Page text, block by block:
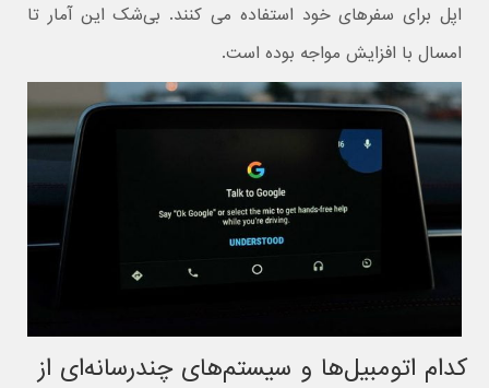
اپل برای سفرهای خود استفاده می کنند. بی‌شک این آمار تا
امسال با افزایش مواجه بوده است.
کدام اتومبیل‌ها و سیستم‌های چندرسانه‌ای از